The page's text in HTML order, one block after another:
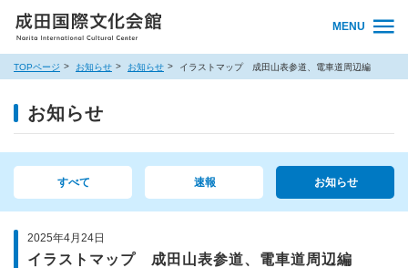
MENU
TOPページ お知らせ お知らせ イラストマップ 成田山表参道、電車道周辺編
お知らせ
すべて 速報 お知らせ
2025年4月24日
イラストマップ 成田山表参道、電車道周辺編